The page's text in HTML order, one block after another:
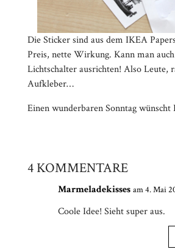
Die Sticker sind aus dem IKEA
Preis, nette Wirkung. Kann man
Lichtschalter ausrichten! Also Leute,
Aufkleber…
Einen wunderbaren Sonntag wünscht
4 KOMMENTARE
Marmeladekisses am 4. Mai
Coole Idee! Sieht super aus.